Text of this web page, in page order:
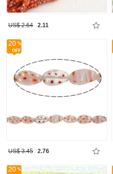
US$ 2.64 2.11
20
US$ 3.45 2.76
20